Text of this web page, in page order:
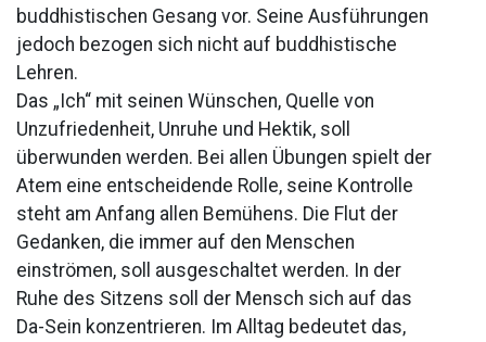
buddhistischen Gesang vor. Seine Ausführungen
jedoch bezogen sich nicht auf buddhistische
Lehren.
Das „Ich“ mit seinen Wünschen, Quelle von
Unzufriedenheit, Unruhe und Hektik, soll
überwunden werden. Bei allen Übungen spielt der
Atem eine entscheidende Rolle, seine Kontrolle
steht am Anfang allen Bemühens. Die Flut der
Gedanken, die immer auf den Menschen
einströmen, soll ausgeschaltet werden. In der
Ruhe des Sitzens soll der Mensch sich auf das
Da-Sein konzentrieren. Im Alltag bedeutet das,